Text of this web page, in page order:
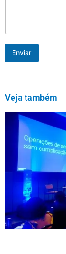
Enviar
Veja também